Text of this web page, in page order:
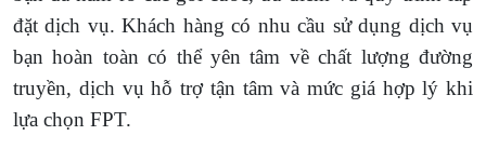
đặt dịch vụ. Khách hàng có nhu cầu sử dụng dịch vụ
bạn hoàn toàn có thể yên tâm về chất lượng đường
truyền, dịch vụ hỗ trợ tận tâm và mức giá hợp lý khi
lựa chọn FPT.